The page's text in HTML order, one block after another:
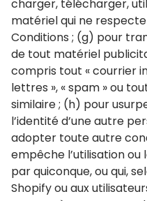
charger, télécharger,
matériel qui ne
Conditions ; (g) pour
de tout matériel
compris tout « courrier
lettres », « spam » ou
similaire ; (h) pour
l’identité d’une autre
adopter toute autre
empêche l’utilisation ou
par quiconque, ou qui,
Shopify ou aux